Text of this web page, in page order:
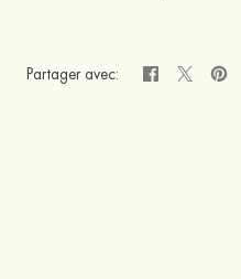
Partager avec: